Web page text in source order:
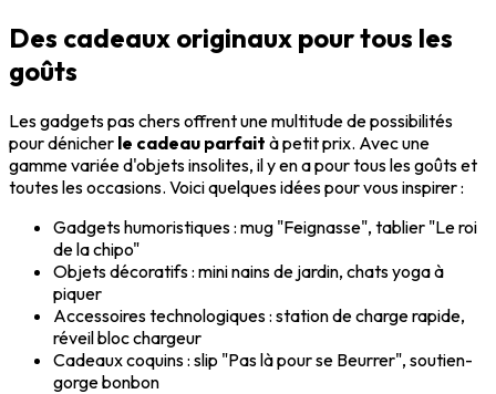
Des cadeaux originaux pour tous les
goûts
Les gadgets pas chers offrent une multitude de possibilités
pour dénicher le cadeau parfait à petit prix. Avec une
gamme variée d'objets insolites, il y en a pour tous les goûts et
toutes les occasions. Voici quelques idées pour vous inspirer :
Gadgets humoristiques : mug "Feignasse", tablier "Le roi
de la chipo"
Objets décoratifs : mini nains de jardin, chats yoga à
piquer
Accessoires technologiques : station de charge rapide,
réveil bloc chargeur
Cadeaux coquins : slip "Pas là pour se Beurrer", soutien-
gorge bonbon